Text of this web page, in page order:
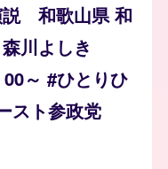
説 和歌山県 和
川よしき
～ #ひとりひ
スト参政党